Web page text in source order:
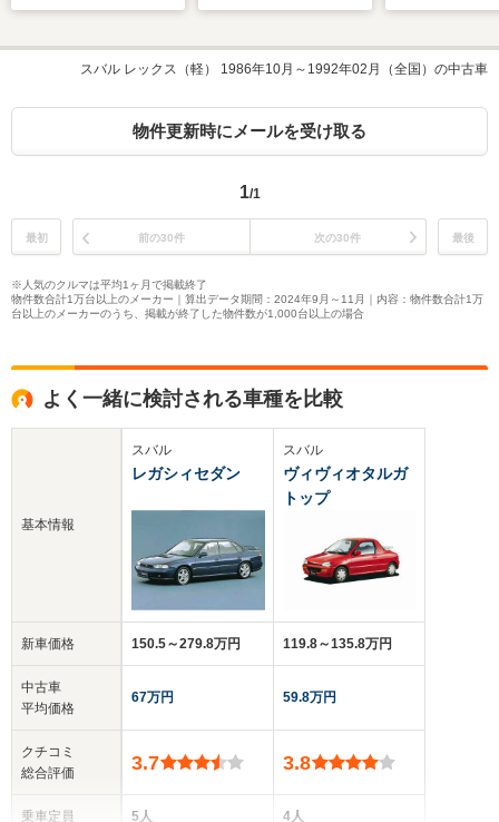
クルーズ 禁煙車 電
動リアゲート レザー
アコン ドラレコ コ
ビ 地デジ Burmester
サウンド4ゾーンエア
&PTS レーダーセーフ
パーキング
LEDヘッド
スバル レックス（軽） 1986年10月～1992年02月（全国）の中古車
物件更新時にメールを受け取る
1/1
最初 前の30件 次の30件 最後
※人気のクルマは平均1ヶ月で掲載終了
物件数合計1万台以上のメーカー｜算出データ期間：2024年9月～11月｜内容：物件数合計1万
台以上のメーカーのうち、掲載が終了した物件数が1,000台以上の場合
よく一緒に検討される車種を比較
基本情報
新車価格
中古車
平均価格
クチコミ
総合評価
乗車定員
スバル
レガシィセダン
150.5～279.8万円
67万円
3.7
5人
スバル
ヴィヴィオタルガ
トップ
119.8～135.8万円
59.8万円
3.8
4人